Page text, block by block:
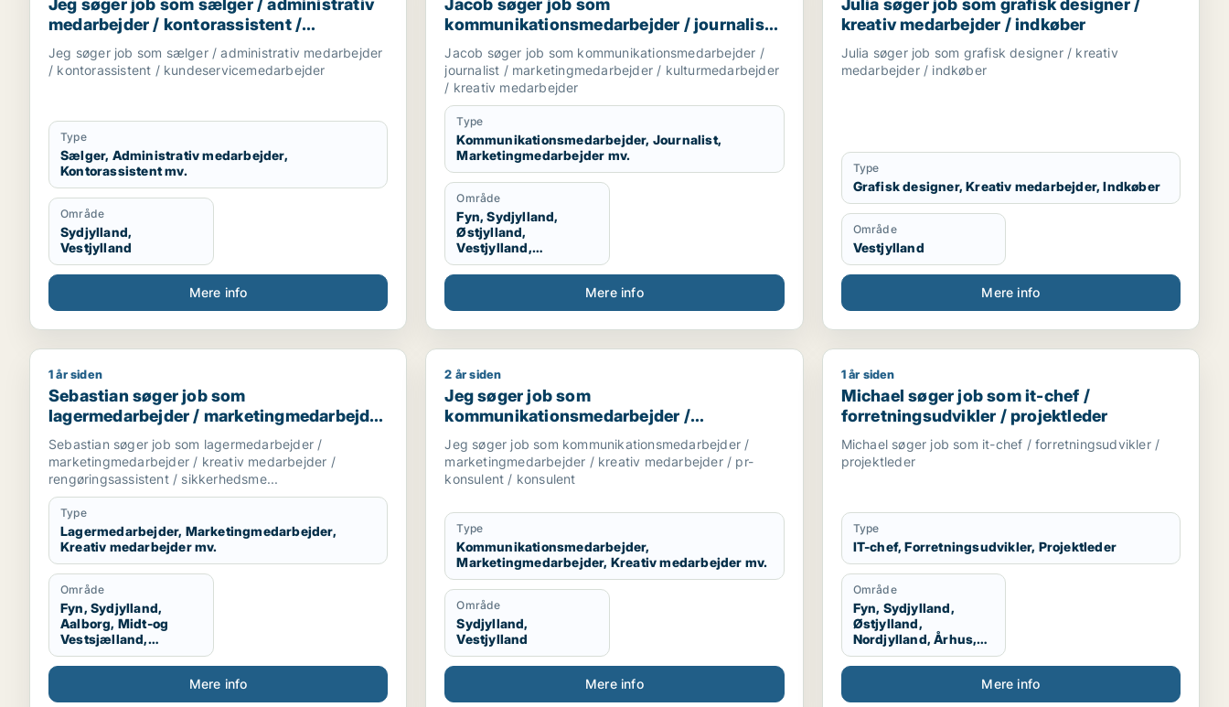
Jeg søger job som sælger / administrativ
medarbejder / kontorassistent /
kundeservicemedarbejder
Jeg søger job som sælger / administrativ medarbejder
/ kontorassistent / kundeservicemedarbejder
Type
Sælger, Administrativ medarbejder,
Kontorassistent mv.
Område
Sydjylland,
Vestjylland
Mere info
Jacob søger job som
kommunikationsmedarbejder / journalist /
marketingmedarbejder /
kulturmedarbejder / kreativ medarbejder
Jacob søger job som kommunikationsmedarbejder /
journalist / marketingmedarbejder / kulturmedarbejder
/ kreativ medarbejder
Type
Kommunikationsmedarbejder, Journalist,
Marketingmedarbejder mv.
Område
Fyn, Sydjylland,
Østjylland,
Vestjylland,
Midtjylland
Mere info
Julia søger job som grafisk designer /
kreativ medarbejder / indkøber
Julia søger job som grafisk designer / kreativ
medarbejder / indkøber
Type
Grafisk designer, Kreativ medarbejder, Indkøber
Område
Vestjylland
Mere info
Sebastian søger job som lagermedarbejder / marketingmedarbejder / kreativ medarbejder / rengøringsassistent / sikkerhedsmedarbejder
1 år siden
Sebastian søger job som
lagermedarbejder / marketingmedarbejder
/ kreativ medarbejder /
rengøringsassistent /
sikkerhedsmedarbejder
Sebastian søger job som lagermedarbejder /
marketingmedarbejder / kreativ medarbejder /
rengøringsassistent / sikkerhedsme...
Type
Lagermedarbejder, Marketingmedarbejder,
Kreativ medarbejder mv.
Område
Fyn, Sydjylland,
Aalborg, Midt-og
Vestsjælland,
Sydsjælland, Hele
Danmark, Vestjylland,
Mere info
Jeg søger job som kommunikationsmedarbejder / marketingmedarbejder / kreativ medarbejder / pr-
2 år siden
Jeg søger job som
kommunikationsmedarbejder /
marketingmedarbejder / kreativ
medarbejder / pr-konsulent / konsulent
Jeg søger job som kommunikationsmedarbejder /
marketingmedarbejder / kreativ medarbejder / pr-
konsulent / konsulent
Type
Kommunikationsmedarbejder,
Marketingmedarbejder, Kreativ medarbejder mv.
Område
Sydjylland,
Vestjylland
Mere info
Michael søger job som it-chef / forretningsudvikler /
1 år siden
Michael søger job som it-chef /
forretningsudvikler / projektleder
Michael søger job som it-chef / forretningsudvikler /
projektleder
Type
IT-chef, Forretningsudvikler, Projektleder
Område
Fyn, Sydjylland,
Østjylland,
Nordjylland, Århus,
Aalborg, Vestjylland,
Midtjylland
Mere info